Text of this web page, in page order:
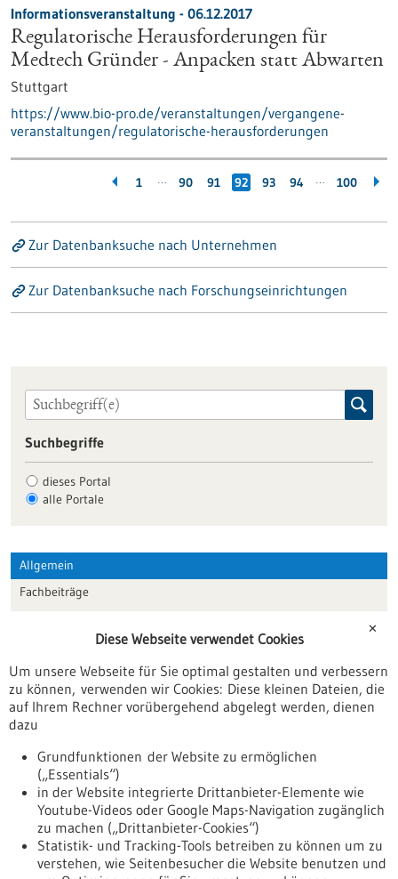
Informationsveranstaltung - 06.12.2017
Regulatorische Herausforderungen für
Medtech Gründer - Anpacken statt Abwarten
Stuttgart
https://www.bio-pro.de/veranstaltungen/vergangene-
veranstaltungen/regulatorische-herausforderungen
1 … 90 91 92 93 94 … 100
Zur Datenbanksuche nach Unternehmen
Zur Datenbanksuche nach Forschungseinrichtungen
Suchbegriffe
dieses Portal
alle Portale
Allgemein
Fachbeiträge
Veranstaltungen
Erscheinungsdatum
✕
Diese Webseite verwendet Cookies
Um unsere Webseite für Sie optimal gestalten und verbessern
zu können, verwenden wir Cookies: Diese kleinen Dateien, die
auf Ihrem Rechner vorübergehend abgelegt werden, dienen
dazu
Grundfunktionen der Website zu ermöglichen
(„Essentials“)
in der Website integrierte Drittanbieter-Elemente wie
Youtube-Videos oder Google Maps-Navigation zugänglich
zu machen („Drittanbieter-Cookies“)
Statistik- und Tracking-Tools betreiben zu können um zu
verstehen, wie Seitenbesucher die Website benutzen und